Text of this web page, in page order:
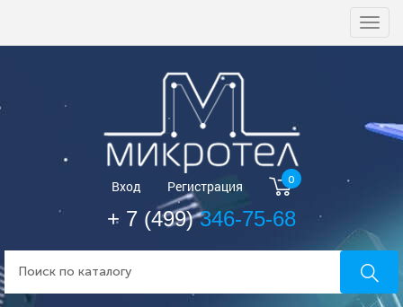
Вход Регистрация 0
+ 7 (499)346-75-68